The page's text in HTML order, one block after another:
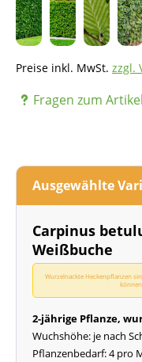
Preise inkl. MwSt. zzgl.
Fragen zum Artikel
Ausgewählte
Carpinus
Weißbuche
Wurzelnackte Heckenpflanzen
2-jährige Pflanze,
Wuchshöhe: je nach
Pflanzenbedarf: 4 pro